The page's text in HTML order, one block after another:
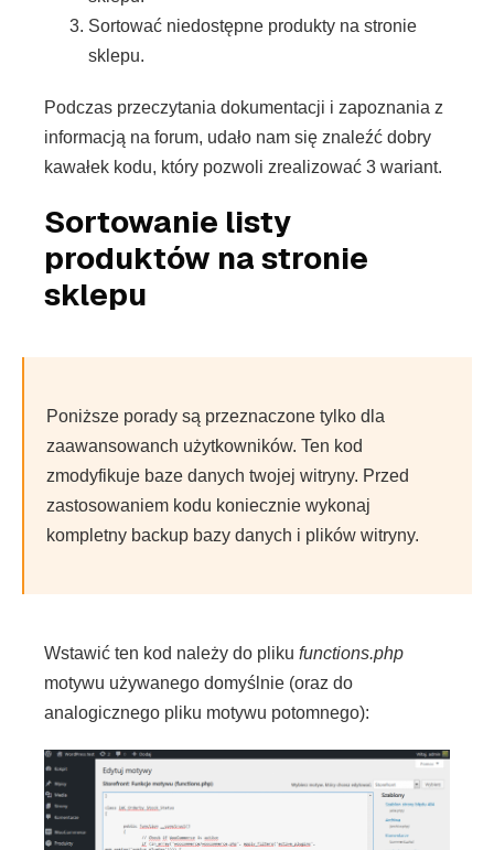
Sortować niedostępne produkty na stronie
sklepu.
Podczas przeczytania dokumentacji i zapoznania z
informacją na forum, udało nam się znaleźć dobry
kawałek kodu, który pozwoli zrealizować 3 wariant.
Sortowanie listy
produktów na stronie
sklepu
Poniższe porady są przeznaczone tylko dla
zaawansowanch użytkowników. Ten kod
zmodyfikuje baze danych twojej witryny. Przed
zastosowaniem kodu koniecznie wykonaj
kompletny backup bazy danych i plików witryny.
Wstawić ten kod należy do pliku functions.php
motywu używanego domyślnie (oraz do
analogicznego pliku motywu potomnego):